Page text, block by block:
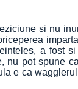
si nu
a fost
nu pot spune
e ca